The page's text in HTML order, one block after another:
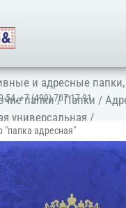
54,+7 (499) 707-17-91
и адресные папки,
папки/Папки /
универсальная /